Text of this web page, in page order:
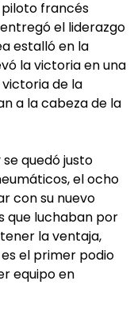
francés
el liderazgo
estalló en la
la victoria en una
de la
a la cabeza de la
quedó justo
el ocho
con su nuevo
que luchaban por
la ventaja,
el primer podio
equipo en